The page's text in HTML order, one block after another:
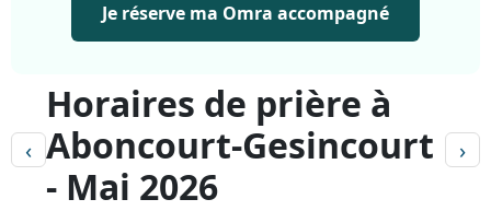
Je réserve ma Omra accompagné
‹
Horaires de prière à
Aboncourt-Gesincourt
- Mai 2026
›